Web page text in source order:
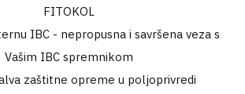
FITOKOL
IBC - nepropusna i savršena veza s
Vašim IBC spremnikom
zaštitne opreme u poljoprivredi